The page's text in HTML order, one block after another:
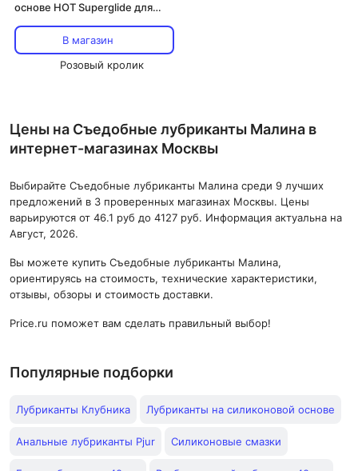
основе HOT Superglide для
малины, 75 мл
В магазин
Розовый кролик
Цены на Съедобные лубриканты Малина в
интернет-магазинах Москвы
Выбирайте Съедобные лубриканты Малина среди 9 лучших
предложений в 3 проверенных магазинах Москвы. Цены
варьируются от 46.1 руб до 4127 руб. Информация актуальна на
Август, 2026.
Вы можете купить Съедобные лубриканты Малина,
ориентируясь на стоимость, технические характеристики,
отзывы, обзоры и стоимость доставки.
Price.ru поможет вам сделать правильный выбор!
Популярные подборки
Лубриканты Клубника Лубриканты на силиконовой основе
Анальные лубриканты Pjur Силиконовые смазки